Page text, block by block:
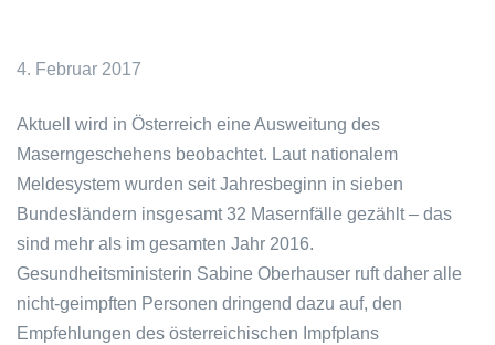
4. Februar 2017
Aktuell wird in Österreich eine Ausweitung des
Maserngeschehens beobachtet. Laut nationalem
Meldesystem wurden seit Jahresbeginn in sieben
Bundesländern insgesamt 32 Masernfälle gezählt – das
sind mehr als im gesamten Jahr 2016.
Gesundheitsministerin Sabine Oberhauser ruft daher alle
nicht-geimpften Personen dringend dazu auf, den
Empfehlungen des österreichischen Impfplans